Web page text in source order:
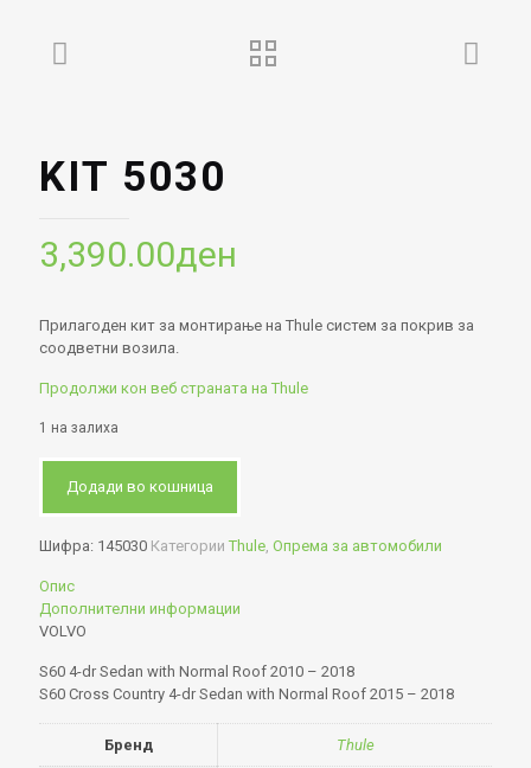
KIT 5030
3,390.00ден
Прилагоден кит за монтирање на Thule систем за покрив за
соодветни возила.
Продолжи кон веб страната на Thule
1 на залиха
Додади во кошница
Шифра: 145030 Категории Thule, Опрема за автомобили
Опис
Дополнителни информации
VOLVO
S60 4-dr Sedan with Normal Roof 2010 – 2018
S60 Cross Country 4-dr Sedan with Normal Roof 2015 – 2018
Бренд Thule